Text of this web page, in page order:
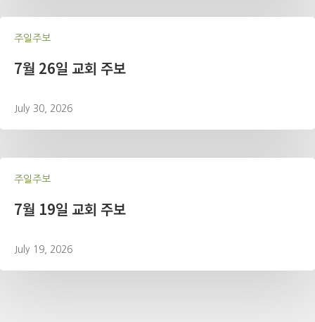
주일주보
7월 26일 교회 주보
July 30, 2026
주일주보
7월 19일 교회 주보
July 19, 2026